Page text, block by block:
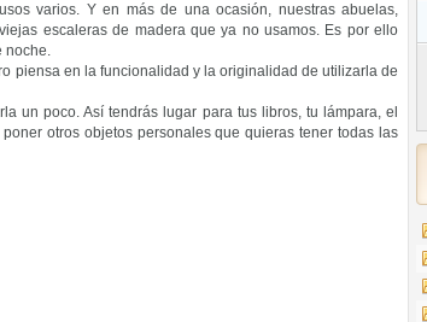
varios. Y en más de una ocasión, nuestras abuelas,
escaleras de madera que ya no usamos. Es por ello
noche.
piensa en la funcionalidad y la originalidad de utilizarla de
un poco. Así tendrás lugar para tus libros, tu lámpara, el
otros objetos personales que quieras tener todas las